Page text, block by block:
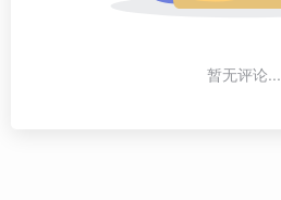
暂无评论...